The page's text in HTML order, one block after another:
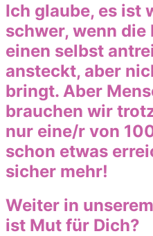
Ich glaube, es ist
schwer, wenn
einen selbst
ansteckt, aber
bringt. Aber
brauchen wir
nur eine/r von
schon etwas
sicher mehr!
Weiter in
ist Mut für Dich?